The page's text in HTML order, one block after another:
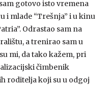
gotovo isto vremena
i mlade “Trešnja” i u kinu
Odrastao sam na
a trenirao sam u
mi, da tako kažem, pri
čimbenik
roditelja koji su u odgoj